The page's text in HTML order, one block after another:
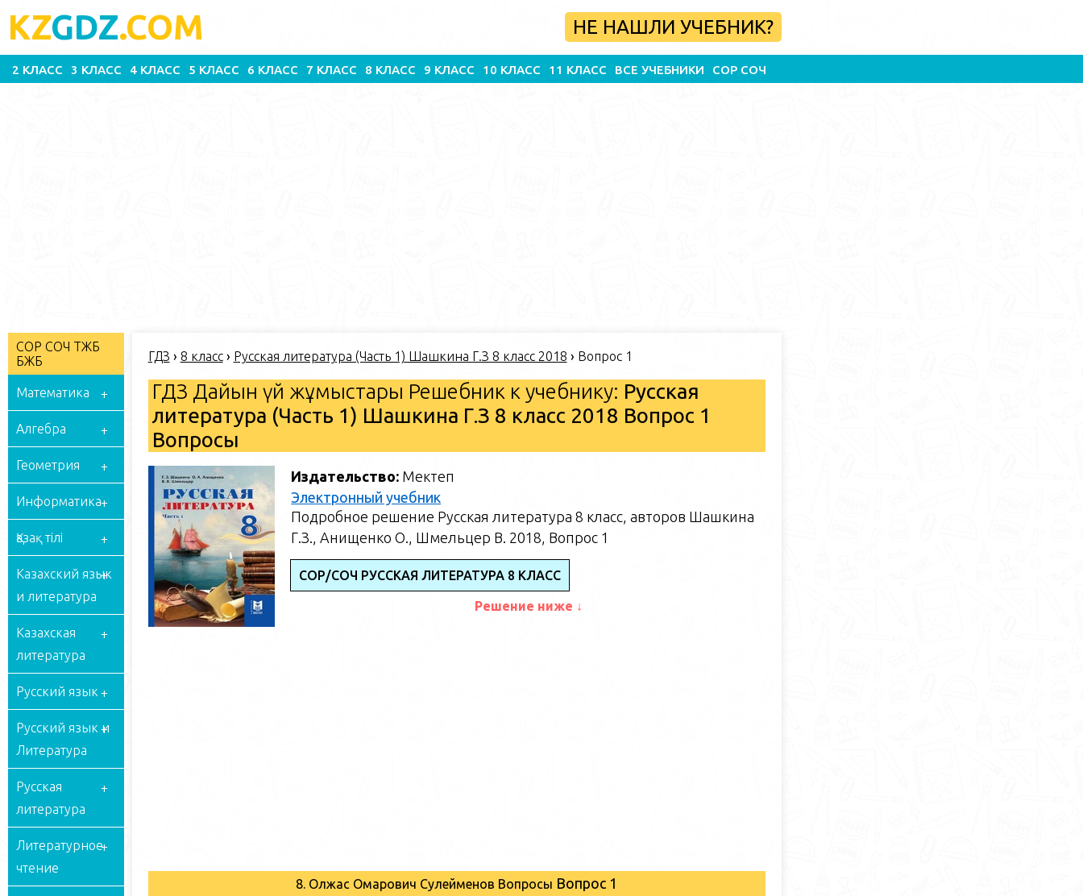
KZGDZ.COM НЕ НАШЛИ УЧЕБНИК?
2 КЛАСС 3 КЛАСС 4 КЛАСС 5 КЛАСС 6 КЛАСС 7 КЛАСС 8 КЛАСС 9 КЛАСС 10 КЛАСС 11 КЛАСС ВСЕ УЧЕБНИКИ СОР СОЧ
СОР СОЧ ТЖБ
БЖБ
Математика
Алгебра
Геометрия
Информатика
Қазақ тілі
Казахский язык
и литература
Казахская
литература
Русский язык
Русский язык и
Литература
Русская
литература
Литературное
чтение
ГДЗ › 8 класс› Русская литература (Часть 1) Шашкина Г.З 8 класс 2018 › Вопрос 1
ГДЗ Дайын үй жұмыстары Решебник к учебнику: Русская
литература (Часть 1) Шашкина Г.З 8 класс 2018 Вопрос 1
Вопросы
Издательство: Мектеп
Электронный учебник
Подробное решение Русская литература 8 класс, авторов Шашкина
Г.З., Анищенко О., Шмельцер В. 2018, Вопрос 1
СОР/СОЧ РУССКАЯ ЛИТЕРАТУРА 8 КЛАСС
Решение ниже ↓
8. Олжас Омарович Сулейменов Вопросы Вопрос 1